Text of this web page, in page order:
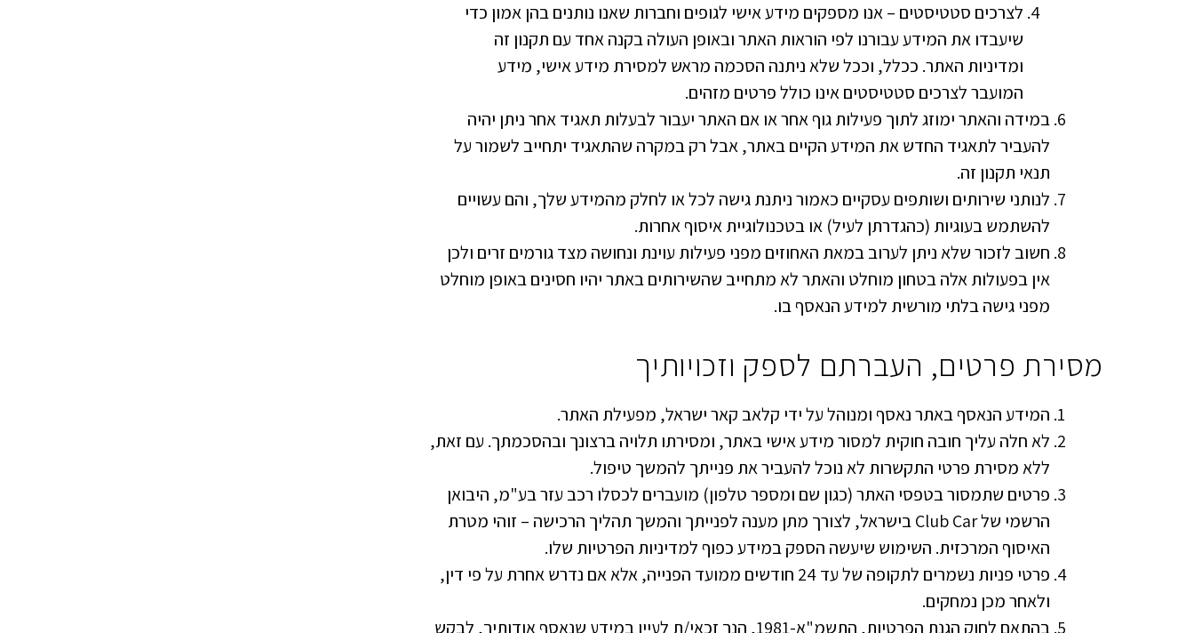
לצרכים סטטיסטים – אנו מספקים מידע אישי לגופים וחברות שאנו נותנים בהן אמון כדי
שיעבדו את המידע עבורנו לפי הוראות האתר ובאופן העולה בקנה אחד עם תקנון זה
ומדיניות האתר. ככלל, וככל שלא ניתנה הסכמה מראש למסירת מידע אישי, מידע
המועבר לצרכים סטטיסטים אינו כולל פרטים מזהים.
במידה והאתר ימוזג לתוך פעילות גוף אחר או אם האתר יעבור לבעלות תאגיד אחר ניתן יהיה
להעביר לתאגיד החדש את המידע הקיים באתר, אבל רק במקרה שהתאגיד יתחייב לשמור על
תנאי תקנון זה.
לנותני שירותים ושותפים עסקיים כאמור ניתנת גישה לכל או לחלק מהמידע שלך, והם עשויים
להשתמש בעוגיות (כהגדרתן לעיל) או בטכנולוגיית איסוף אחרות.
חשוב לזכור שלא ניתן לערוב במאת האחוזים מפני פעילות עוינת ונחושה מצד גורמים זרים ולכן
אין בפעולות אלה בטחון מוחלט והאתר לא מתחייב שהשירותים באתר יהיו חסינים באופן מוחלט
מפני גישה בלתי מורשית למידע הנאסף בו.
מסירת פרטים, העברתם לספק וזכויותיך
המידע הנאסף באתר נאסף ומנוהל על ידי קלאב קאר ישראל, מפעילת האתר.
לא חלה עליך חובה חוקית למסור מידע אישי באתר, ומסירתו תלויה ברצונך ובהסכמתך. עם זאת,
ללא מסירת פרטי התקשרות לא נוכל להעביר את פנייתך להמשך טיפול.
פרטים שתמסור בטפסי האתר (כגון שם ומספר טלפון) מועברים לכסלו רכב עזר בע"מ, היבואן
הרשמי של Club Car בישראל, לצורך מתן מענה לפנייתך והמשך תהליך הרכישה – זוהי מטרת
האיסוף המרכזית. השימוש שיעשה הספק במידע כפוף למדיניות הפרטיות שלו.
פרטי פניות נשמרים לתקופה של עד 24 חודשים ממועד הפנייה, אלא אם נדרש אחרת על פי דין,
ולאחר מכן נמחקים.
בהתאם לחוק הגנת הפרטיות, התשמ"א-1981, הנך זכאי/ת לעיין במידע שנאסף אודותיך, לבקש